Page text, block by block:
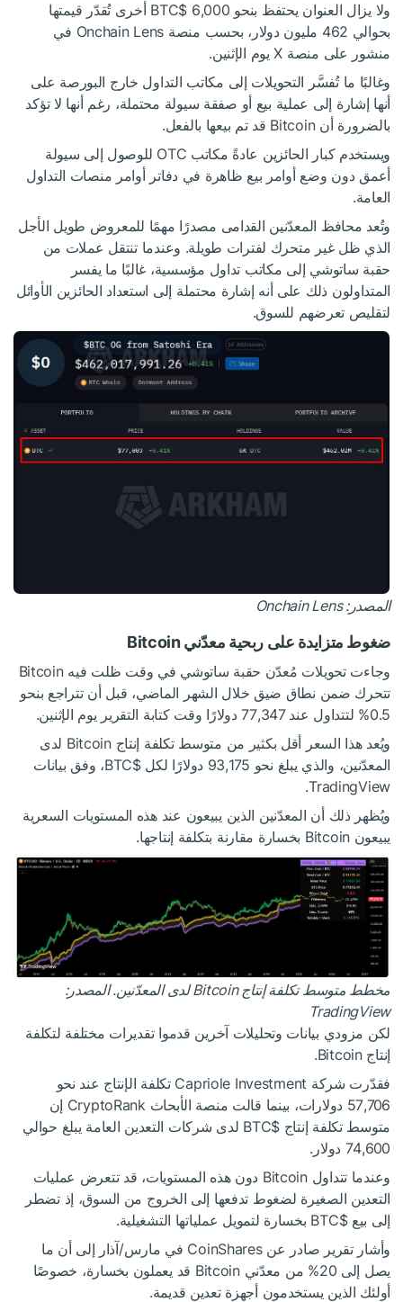
ولا يزال العنوان يحتفظ بنحو 6,000
$BTC
أخرى تُقدّر قيمتها
بحوالي 462 مليون دولار، بحسب منصة Onchain Lens في
منشور على منصة X يوم الإثنين.
وغالبًا ما تُفسَّر التحويلات إلى مكاتب التداول خارج البورصة على
أنها إشارة إلى عملية بيع أو صفقة سيولة محتملة، رغم أنها لا تؤكد
بالضرورة أن Bitcoin قد تم بيعها بالفعل.
ويستخدم كبار الحائزين عادةً مكاتب OTC للوصول إلى سيولة
أعمق دون وضع أوامر بيع ظاهرة في دفاتر أوامر منصات التداول
العامة.
وتُعد محافظ المعدّنين القدامى مصدرًا مهمًا للمعروض طويل الأجل
الذي ظل غير متحرك لفترات طويلة. وعندما تنتقل عملات من
حقبة ساتوشي إلى مكاتب تداول مؤسسية، غالبًا ما يفسر
المتداولون ذلك على أنه إشارة محتملة إلى استعداد الحائزين الأوائل
لتقليص تعرضهم للسوق.
المصدر:Onchain Lens
ضغوط متزايدة على ربحية معدّني Bitcoin
وجاءت تحويلات مُعدّن حقبة ساتوشي في وقت ظلت فيه Bitcoin
تتحرك ضمن نطاق ضيق خلال الشهر الماضي، قبل أن تتراجع بنحو
0.5% لتتداول عند 77,347 دولارًا وقت كتابة التقرير يوم الإثنين.
ويُعد هذا السعر أقل بكثير من متوسط تكلفة إنتاج Bitcoin لدى
المعدّنين، والذي يبلغ نحو 93,175 دولارًا لكل
$BTC
، وفق بيانات
TradingView.
ويُظهر ذلك أن المعدّنين الذين يبيعون عند هذه المستويات السعرية
يبيعون Bitcoin بخسارة مقارنة بتكلفة إنتاجها.
مخطط متوسط تكلفة إنتاج Bitcoin لدى المعدّنين. المصدر:
TradingView
لكن مزودي بيانات وتحليلات آخرين قدموا تقديرات مختلفة لتكلفة
إنتاج Bitcoin.
فقدّرت شركة Capriole Investment تكلفة الإنتاج عند نحو
57,706 دولارات، بينما قالت منصة الأبحاث CryptoRank إن
متوسط تكلفة إنتاج $BTC
لدى شركات التعدين العامة يبلغ حوالي
74,600 دولار.
وعندما تتداول Bitcoin دون هذه المستويات، قد تتعرض عمليات
التعدين الصغيرة لضغوط تدفعها إلى الخروج من السوق، إذ تضطر
إلى بيع$BTC
بخسارة لتمويل عملياتها التشغيلية.
وأشار تقرير صادر عن CoinShares في مارس/آذار إلى أن ما
يصل إلى 20% من معدّني Bitcoin قد يعملون بخسارة، خصوصًا
أولئك الذين يستخدمون أجهزة تعدين قديمة.